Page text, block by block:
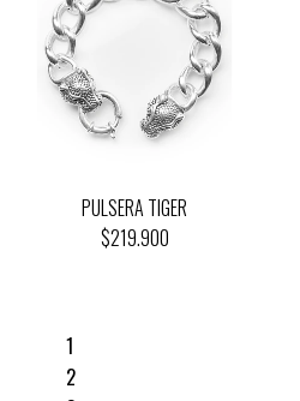
PULSERA TIGER
$219.900
1
2